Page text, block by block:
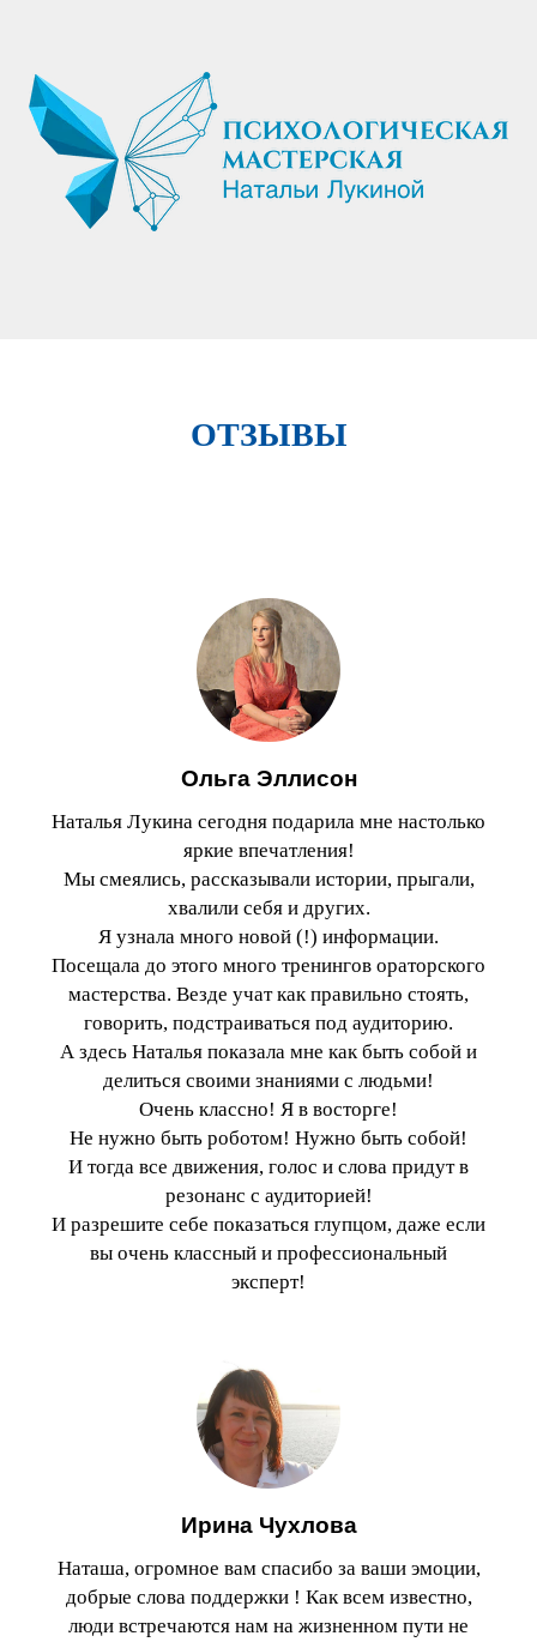
ОТЗЫВЫ
Ольга Эллисон
Наталья Лукина сегодня подарила мне настолько
яркие впечатления!
Мы смеялись, рассказывали истории, прыгали,
хвалили себя и других.
Я узнала много новой (!) информации.
Посещала до этого много тренингов ораторского
мастерства. Везде учат как правильно стоять,
говорить, подстраиваться под аудиторию.
А здесь Наталья показала мне как быть собой и
делиться своими знаниями с людьми!
Очень классно! Я в восторге!
Не нужно быть роботом! Нужно быть собой!
И тогда все движения, голос и слова придут в
резонанс с аудиторией!
И разрешите себе показаться глупцом, даже если
вы очень классный и профессиональный
эксперт!
Ирина Чухлова
Наташа, огромное вам спасибо за ваши эмоции,
добрые слова поддержки ! Как всем известно,
люди встречаются нам на жизненном пути не